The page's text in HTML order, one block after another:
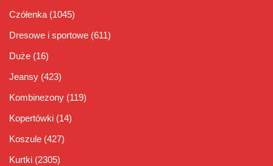
Czółenka (1045)
Dresowe i sportowe (611)
Duże (16)
Jeansy (423)
Kombinezony (119)
Kopertówki (14)
Koszule (427)
Kurtki (2305)